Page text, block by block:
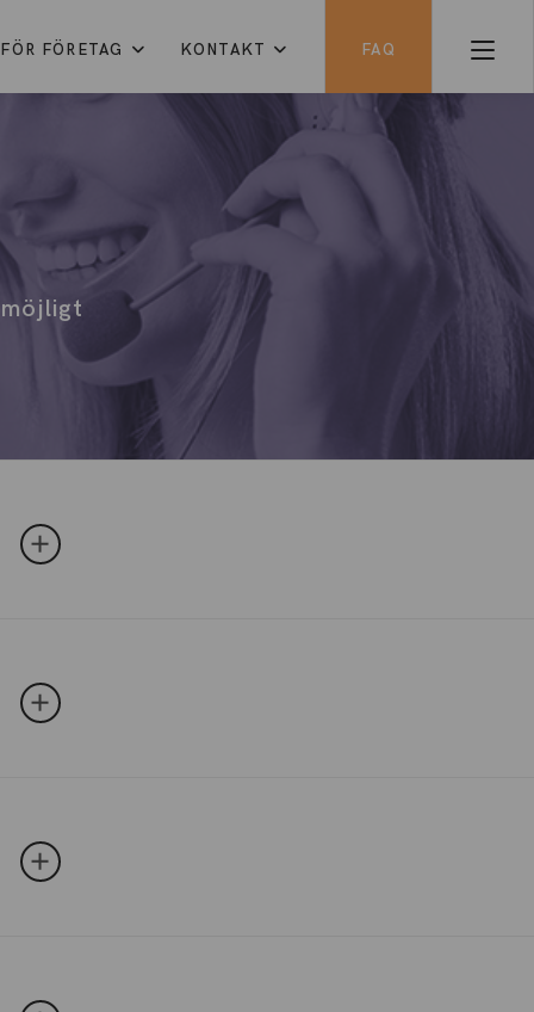
FAQ
FÖR FÖRETAG KONTAKT